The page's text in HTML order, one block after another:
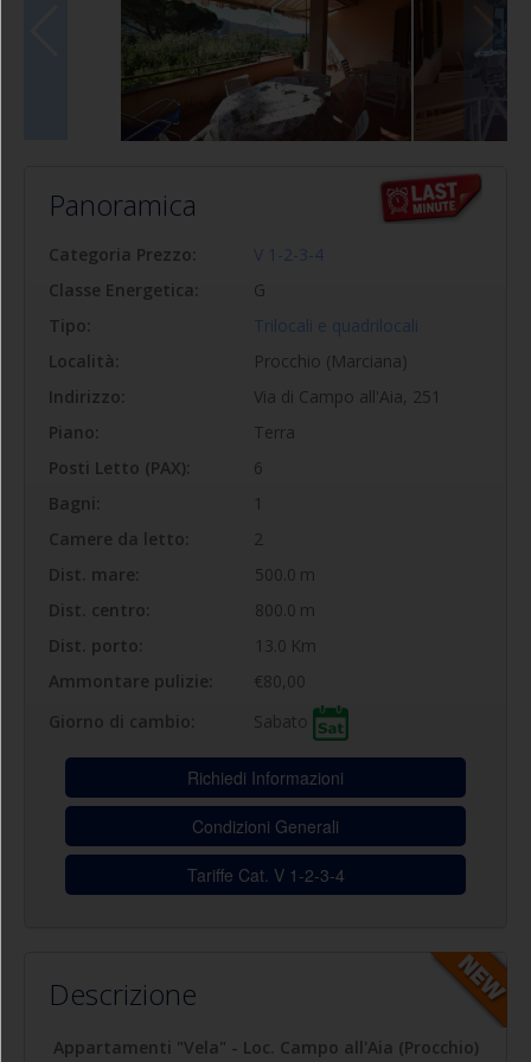
Panoramica
Categoria Prezzo:
V 1-2-3-4
Classe Energetica:
G
Tipo:
Trilocali e quadrilocali
Località:
Procchio (Marciana)
Indirizzo:
Via di Campo all'Aia, 251
Piano:
Terra
Posti Letto (PAX):
6
Bagni:
1
Camere da letto:
2
Dist. mare:
500.0 m
Dist. centro:
800.0 m
Dist. porto:
13.0 Km
Ammontare pulizie:
€80,00
Giorno di cambio:
Sabato
Richiedi Informazioni
Condizioni Generali
Tariffe Cat. V 1-2-3-4
Descrizione
Appartamenti "Vela" - Loc. Campo all'Aia (Procchio)